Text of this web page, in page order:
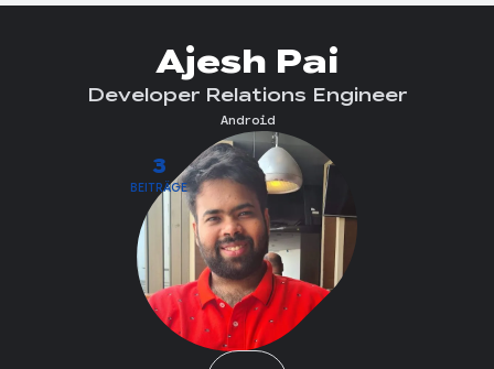
3
BEITRÄGE
Ajesh Pai
Developer Relations Engineer
Android